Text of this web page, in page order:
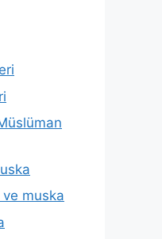
muska